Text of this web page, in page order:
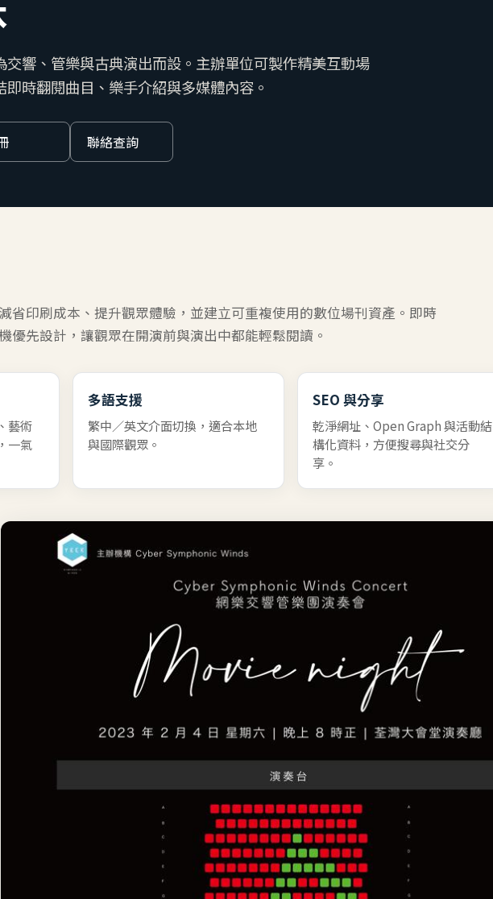
響、管樂與古典演出而設。主辦單位可製作精美互動場
即時翻閱曲目、樂手介紹與多媒體內容。
聯絡查詢
省印刷成本、提升觀眾體驗，並建立可重複使用的數位場刊資產。即時
優先設計，讓觀眾在開演前與演出中都能輕鬆閱讀。
藝術
一氣
多語支援
繁中／英文介面切換，適合本地
與國際觀眾。
SEO 與分享
乾淨網址、Open Graph 與活動結
構化資料，方便搜尋與社交分
享。